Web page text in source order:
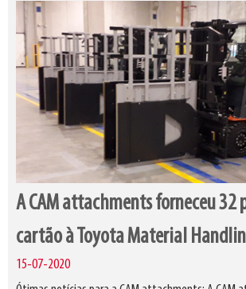
A CAM attachments forneceu 32
cartão à Toyota Material
15-07-2020